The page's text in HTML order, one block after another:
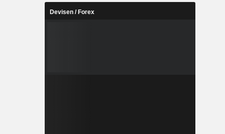
Devisen / Forex